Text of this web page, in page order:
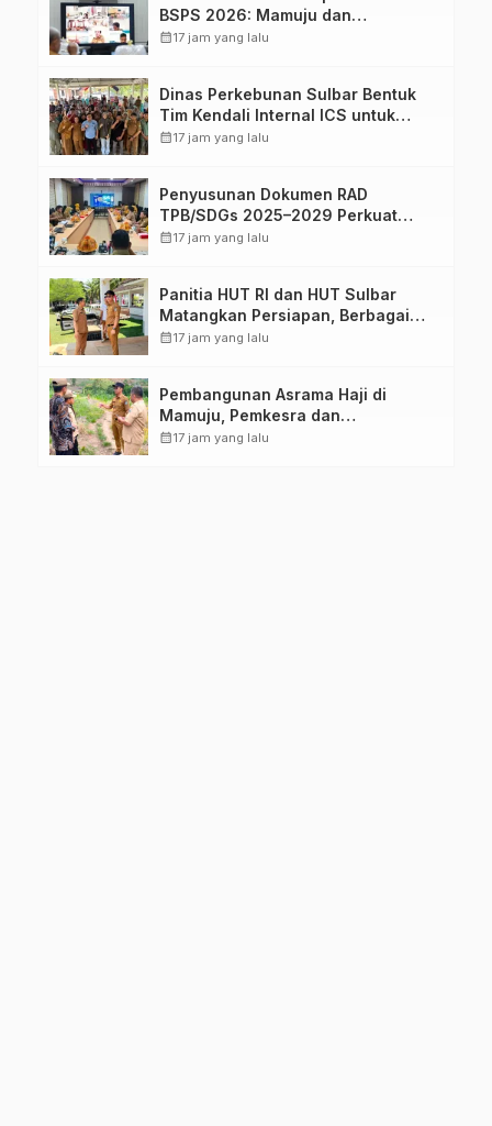
BSPS 2026: Mamuju dan
Pasangkayu Masih Nol Realisasi
calendar_month17 jam yang lalu
Dinas Perkebunan Sulbar Bentuk
Tim Kendali Internal ICS untuk
Dukung Sertifikasi ISPO Pekebun di
calendar_month17 jam yang lalu
Penyusunan Dokumen RAD
TPB/SDGs 2025–2029 Perkuat
Arah Pembangunan Berkelanjutan
calendar_month17 jam yang lalu
Panitia HUT RI dan HUT Sulbar
Matangkan Persiapan, Berbagai
Lomba Akan Dilaksanakan Pemprov
calendar_month17 jam yang lalu
Pembangunan Asrama Haji di
Mamuju, Pemkesra dan
Kementerian Haji Sulbar Tinjau
calendar_month17 jam yang lalu